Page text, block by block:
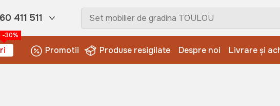
411 511
-30%
Promotii Produse resigilate Despre noi Livrare și